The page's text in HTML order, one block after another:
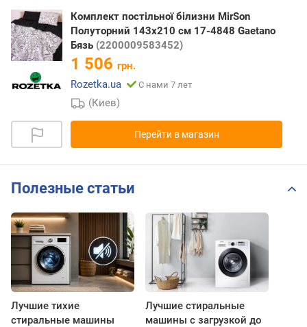
Комплект постільної білизни MirSon
Полуторний 143х210 см 17-4848 Gaetano
Бязь (2200009583452)
1 506 грн.
Rozetka.ua
С нами 7 лет
(Киев)
Перейти в магазин
Полезные статьи
Лучшие тихие
стиральные машины
Лучшие стиральные
машины с загрузкой до